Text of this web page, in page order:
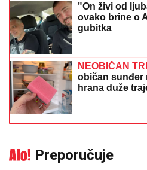
"On živi od
ovako brine o
gubitka
NEOBIČAN
običan sunđer
hrana duže
Preporučuje